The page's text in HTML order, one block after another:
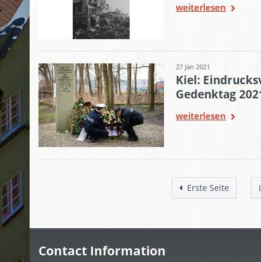
weiterlesen
27 Jän 2021
Kiel:
Gedenktag
weiterlesen
Erste Seite
Contact Information